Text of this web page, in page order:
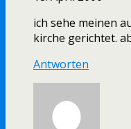
ich sehe meinen
kirche gerichtet.
Antworten